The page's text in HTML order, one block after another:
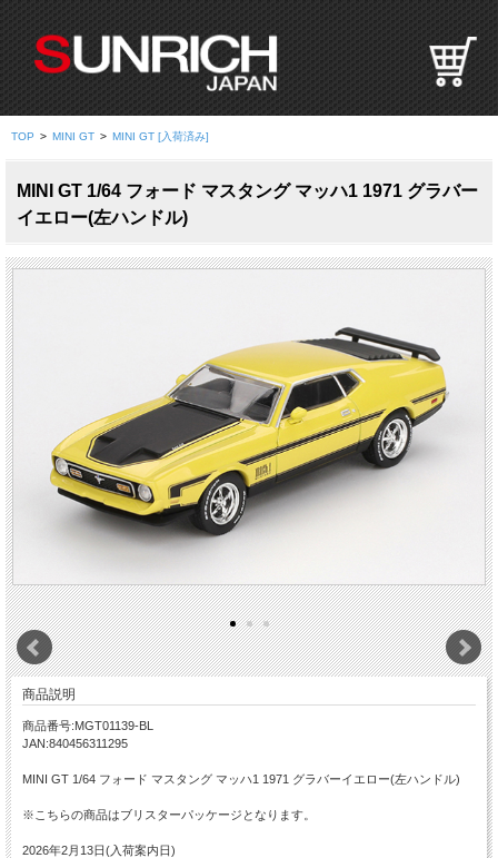
R
I
H
J
P
A
N
TOP > MINI GT > MINI GT [入荷済み]
MINI GT 1/64 フォード マスタング マッハ1 1971 グラバー
イエロー(左ハンドル)
商品説明
商品番号:MGT01139-BL
JAN:840456311295
MINI GT 1/64 フォード マスタング マッハ1 1971 グラバーイエロー(左ハンドル)
※こちらの商品はブリスターパッケージとなります。
2026年2月13日(入荷案内日)